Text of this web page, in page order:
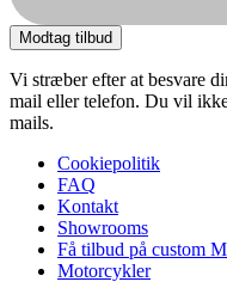
Modtag tilbud
Vi stræber efter at besvare
mail eller telefon. Du vil
mails.
Cookiepolitik
FAQ
Kontakt
Showrooms
Få tilbud på custom
Motorcykler